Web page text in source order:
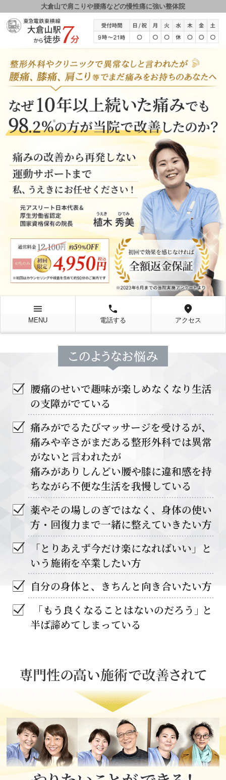
大倉山で肩こりや腰痛などの慢性痛に強い整体院
menu
MENU
local_phone
電話する
location_on
アクセス
腰痛のせいで趣味が楽しめなくなり生活
の支障がでている
痛みがでるたびマッサージを受けるが、
痛みや辛さがまだある整形外科では異常
がないと言われたが
痛みがありしんどい腰や膝に違和感を持
ちながら不便な生活を我慢している
薬やその場しのぎではなく、身体の使い
方・回復力まで一緒に整えていきたい方
「とりあえず今だけ楽になればいい」と
いう施術を卒業したい方
自分の身体と、きちんと向き合いたい方
「もう良くなることはないのだろう 」 と
半ば諦めてしまっている